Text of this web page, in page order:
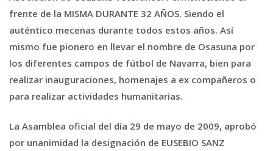
frente de la MISMA DURANTE 32 AÑOS. Siendo el
auténtico mecenas durante todos estos años. Así
mismo fue pionero en llevar el nombre de Osasuna por
los diferentes campos de fútbol de Navarra, bien para
realizar inauguraciones, homenajes a ex compañeros o
para realizar actividades humanitarias.
La Asamblea oficial del día 29 de mayo de 2009, aprobó
por unanimidad la designación de EUSEBIO SANZ